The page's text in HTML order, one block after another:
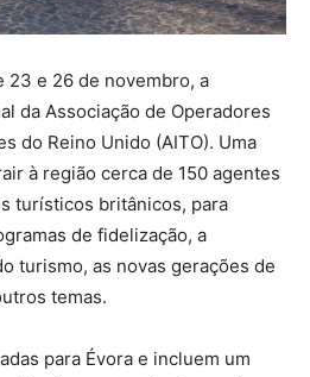
23 e 26 de novembro, a
da Associação de Operadores
do Reino Unido (AITO). Uma
à região cerca de 150 agentes
turísticos britânicos, para
de fidelização, a
turismo, as novas gerações de
temas.
para Évora e incluem um